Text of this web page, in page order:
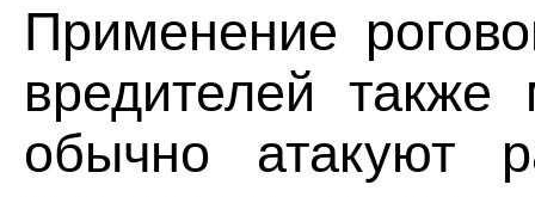
Применение
вредителей также
обычно атакуют